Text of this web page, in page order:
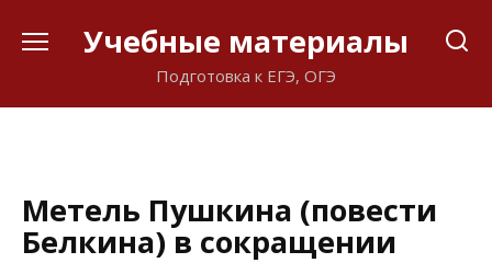
Учебные материалы
Подготовка к ЕГЭ, ОГЭ
Метель Пушкина (повести
Белкина) в сокращении